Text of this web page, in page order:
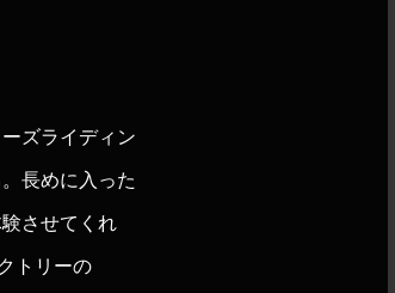
ズライディン
長めに入った
させてくれ
トリーの